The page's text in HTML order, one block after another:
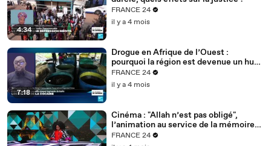
4:34
FRANCE 24
il y a 4 mois
7:18
Drogue en Afrique de l’Ouest :
pourquoi la région est devenue un hub
mondial
FRANCE 24
il y a 4 mois
Cinéma : "Allah n’est pas obligé",
l’animation au service de la mémoire
des enfants-soldats
FRANCE 24